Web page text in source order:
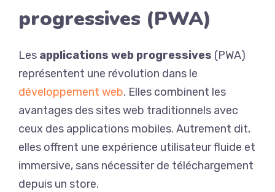
progressives (PWA)
Les applications web progressives (PWA)
représentent une révolution dans le
développement web. Elles combinent les
avantages des sites web traditionnels avec
ceux des applications mobiles. Autrement dit,
elles offrent une expérience utilisateur fluide et
immersive, sans nécessiter de téléchargement
depuis un store.